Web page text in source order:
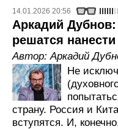
14.01.2026 20:56
Аркадий
решатся
Автор:Аркадий
Не
страну. Россия и
вступятся. И,